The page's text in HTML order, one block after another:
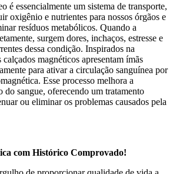
é essencialmente um sistema de transporte,
oxigênio e nutrientes para nossos órgãos e
resíduos metabólicos. Quando a
surgem dores, inchaços, estresse e
dessa condição. Inspirados na
magnéticos apresentam ímãs
para ativar a circulação sanguínea por
Esse processo melhora a
do sangue, oferecendo um tratamento
ou eliminar os problemas causados pela
com Histórico Comprovado!